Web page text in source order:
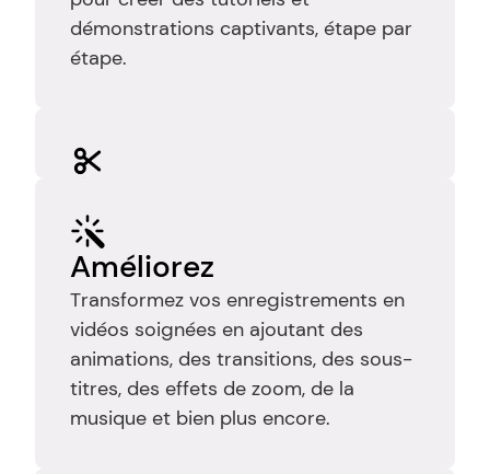
démonstrations captivants, étape par
étape.
Coupez les enregistrements pour
éliminer les erreurs, les pauses et les
temps morts afin que votre vidéo
reste claire, ciblée et facile à suivre.
Améliorez
Transformez vos enregistrements en
vidéos soignées en ajoutant des
animations, des transitions, des sous-
titres, des effets de zoom, de la
musique et bien plus encore.